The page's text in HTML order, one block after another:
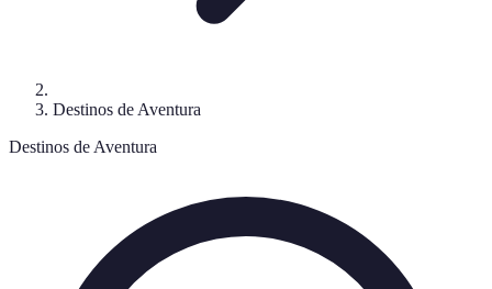
Destinos de Aventura
Destinos de Aventura